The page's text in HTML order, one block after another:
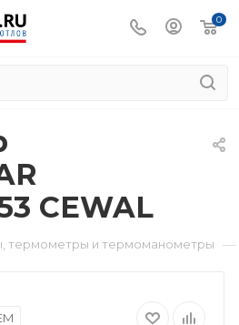
0
CEWAL
термометры и термоманометры —